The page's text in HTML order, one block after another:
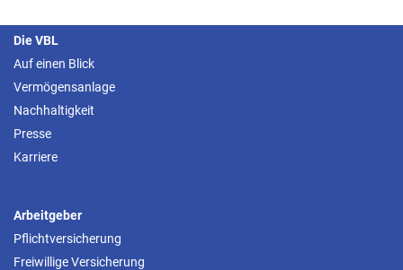
Die VBL
Auf einen Blick
Vermögensanlage
Nachhaltigkeit
Presse
Karriere
Arbeitgeber
Pflichtversicherung
Freiwillige Versicherung